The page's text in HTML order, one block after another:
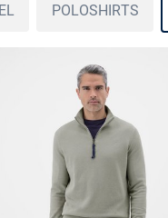
POLOSHIRTS